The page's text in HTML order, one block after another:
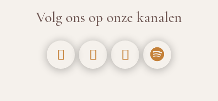
Volg ons op onze kanalen